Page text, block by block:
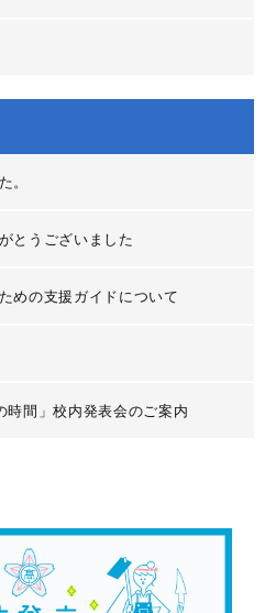
。
とうございました
めの支援ガイドについて
間」校内発表会のご案内